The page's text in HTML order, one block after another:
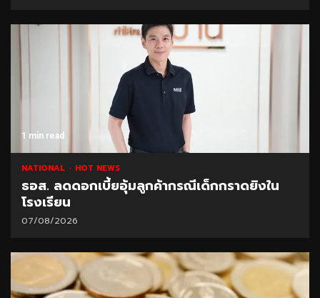
1 min read
NATIONAL HOT NEWS
ธอส. ลดดอกเบี้ยอุ้มลูกค้ากรณีเด็กกราดยิงใน
โรงเรียน
07/08/2026